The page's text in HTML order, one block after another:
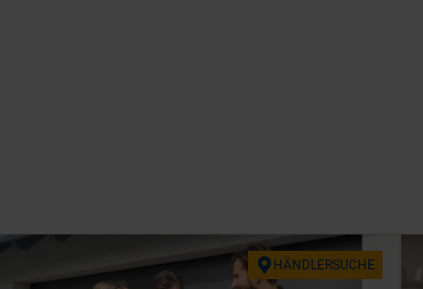
HÄND­LER­SU­CHE